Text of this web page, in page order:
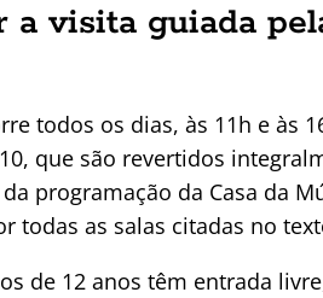
a visita guiada
todos os dias, às 11h e às
que são revertidos
programação da Casa da
todas as salas citadas no
de 12 anos têm entrada